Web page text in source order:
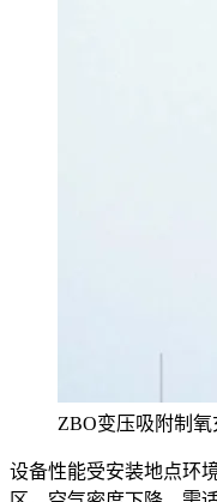
ZBO变压吸附制
设备性能受安装地点环